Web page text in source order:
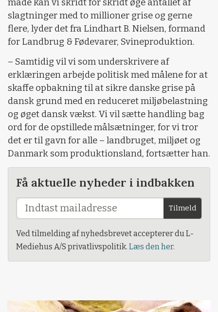
måde kan vi skridt for skridt øge antallet af
slagtninger med to millioner grise og gerne
flere, lyder det fra Lindhart B. Nielsen, formand
for Landbrug & Fødevarer, Svineproduktion.
– Samtidig vil vi som underskrivere af
erklæringen arbejde politisk med målene for at
skaffe opbakning til at sikre danske grise på
dansk grund med en reduceret miljøbelastning
og øget dansk vækst. Vi vil sætte handling bag
ord for de opstillede målsætninger, for vi tror
det er til gavn for alle – landbruget, miljøet og
Danmark som produktionsland, fortsætter han.
Få aktuelle nyheder i indbakken
Tilmeld
Ved tilmelding af nyhedsbrevet accepterer du L-
Mediehus A/S privatlivspolitik. Læs den her.